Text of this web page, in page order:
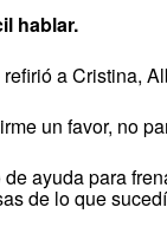
hablar.
a Cristina,
un favor, no
ayuda para
de lo que